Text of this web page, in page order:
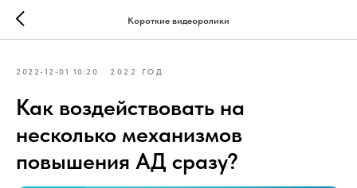
Короткие видеоролики
2022-12-01 10:20 2022 ГОД
Как воздействовать на
несколько механизмов
повышения АД сразу?